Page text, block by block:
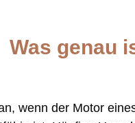
Was genau
wenn der Motor